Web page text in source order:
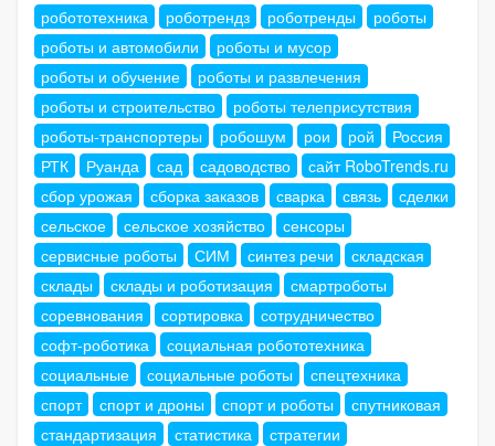
робототехника
роботрендз роботренды
роботы
роботы и автомобили
роботы и мусор
роботы и обучение
роботы и развлечения
роботы и строительство
роботы телеприсутствия
роботы-транспортеры
робошум рои рой
Россия
РТК
Руанда сад садоводство
сайт RoboTrends.ru
сбор урожая
сборка заказов сварка связь
сделки
сельское
сельское хозяйство
сенсоры
сервисные роботы
СИМ синтез речи
складская
склады
склады и роботизация
смартроботы
соревнования
сортировка
сотрудничество
софт-роботика
социальная робототехника
социальные
социальные роботы
спецтехника
спорт
спорт и дроны спорт и роботы
спутниковая
стандартизация
статистика
стратегии